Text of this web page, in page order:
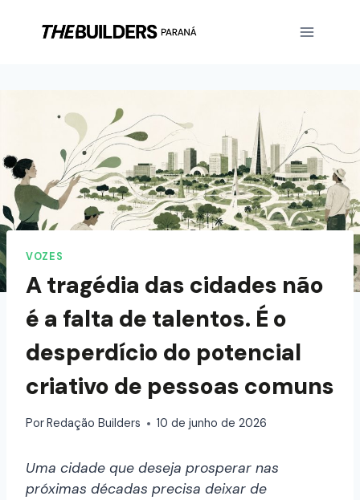
VOZES
A tragédia das cidades não
é a falta de talentos. É o
desperdício do potencial
criativo de pessoas comuns
PorRedação Builders 10 de junho de 2026
Uma cidade que deseja prosperar nas
próximas décadas precisa deixar de